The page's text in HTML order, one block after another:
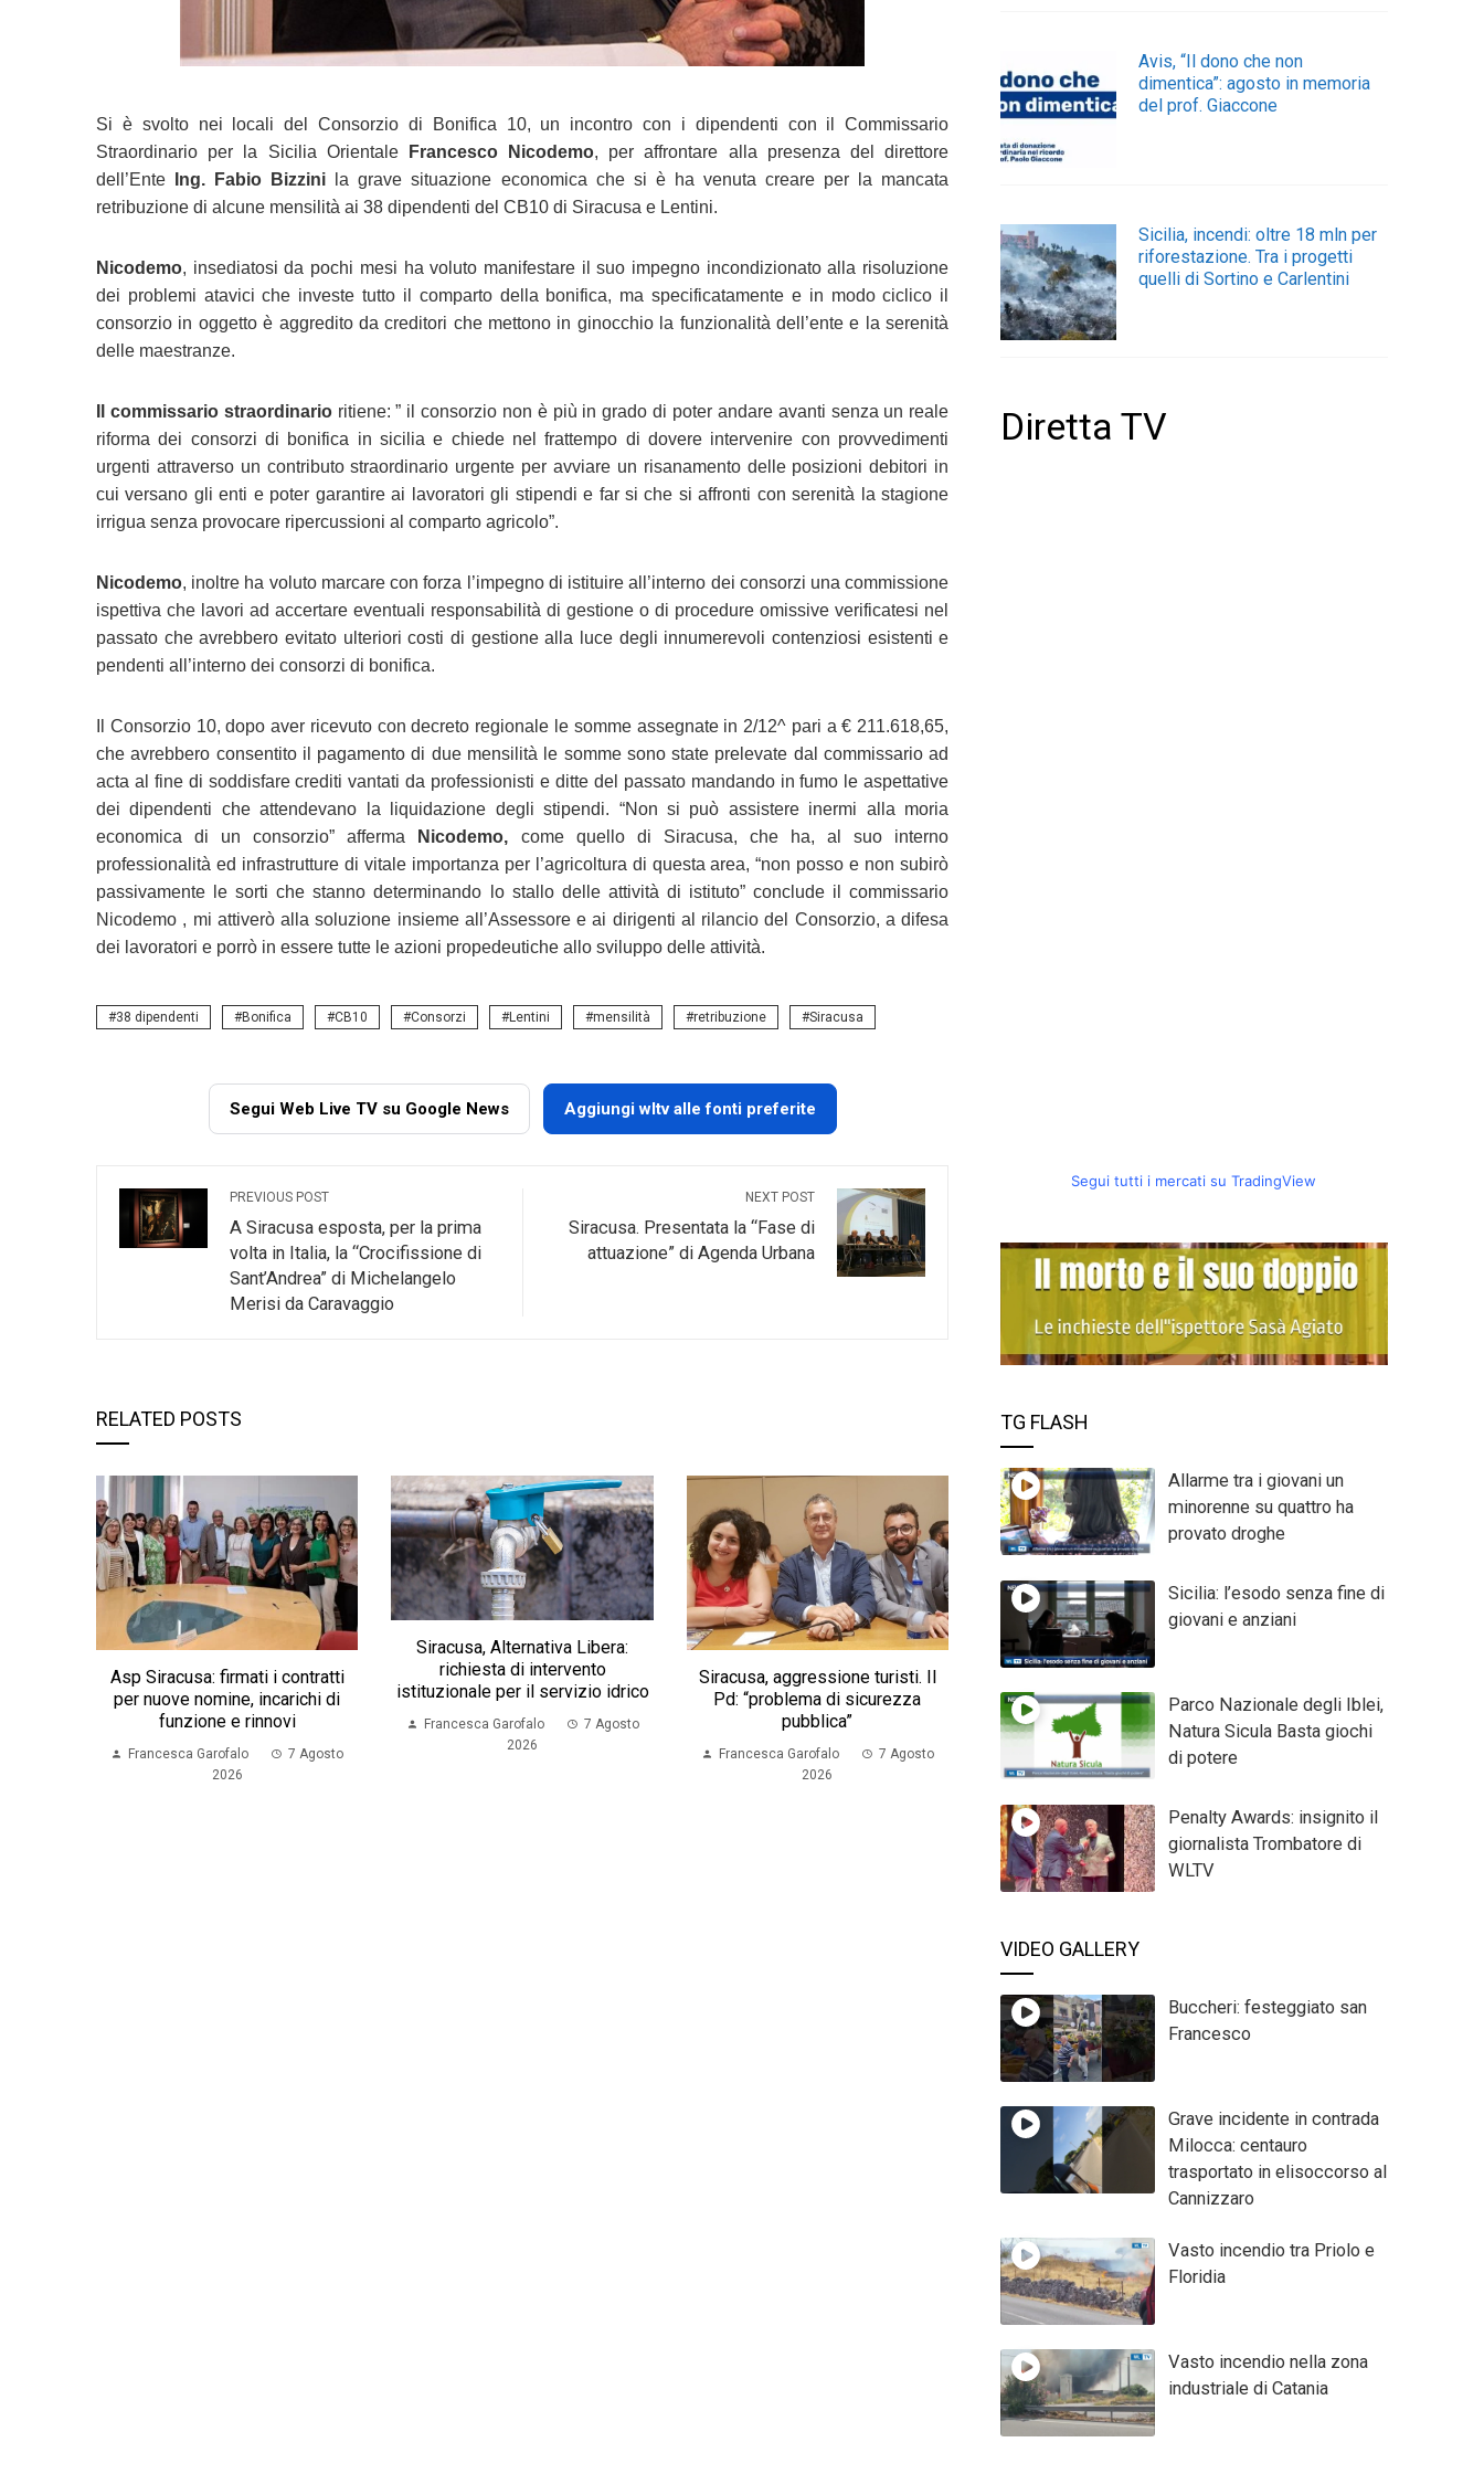
Si è svolto nei locali del Consorzio di Bonifica 10, un incontro con i dipendenti con il Commissario
Straordinario per la Sicilia Orientale
Francesco Nicodemo, per affrontare alla presenza del direttore
dell’Ente
Ing. Fabio Bizzini la grave situazione economica che si è ha venuta creare per la mancata
retribuzione di alcune mensilità ai 38 dipendenti del CB10 di Siracusa e Lentini.
Nicodemo, insediatosi da pochi mesi ha voluto manifestare il suo impegno incondizionato alla risoluzione
dei problemi atavici che investe tutto il comparto della bonifica, ma specificatamente e in modo ciclico il
consorzio in oggetto è aggredito da creditori che mettono in ginocchio la funzionalità dell’ente e la serenità
delle maestranze.
Il commissario straordinarioritiene: ” il consorzio non è più in grado di poter andare avanti senza un reale
riforma dei consorzi di bonifica in sicilia e chiede nel frattempo di dovere intervenire con provvedimenti
urgenti attraverso un contributo straordinario urgente per avviare un risanamento delle posizioni debitori in
cui versano gli enti e poter garantire ai lavoratori gli stipendi e far si che si affronti con serenità la stagione
irrigua senza provocare ripercussioni al comparto agricolo”.
Nicodemo, inoltre ha voluto marcare con forza l’impegno di istituire all’interno dei consorzi una commissione
ispettiva che lavori ad accertare eventuali responsabilità di gestione o di procedure omissive verificatesi nel
passato che avrebbero evitato ulteriori costi di gestione alla luce degli innumerevoli contenziosi esistenti e
pendenti all’interno dei consorzi di bonifica.
Il Consorzio 10, dopo aver ricevuto con decreto regionale le somme assegnate in 2/12^ pari a € 211.618,65,
che avrebbero consentito il pagamento di due mensilità le somme sono state prelevate dal commissario ad
acta al fine di soddisfare crediti vantati da professionisti e ditte del passato mandando in fumo le aspettative
dei dipendenti che attendevano la liquidazione degli stipendi. “Non si può assistere inermi alla moria
economica di un consorzio” afferma
Nicodemo, come quello di Siracusa, che ha, al suo interno
professionalità ed infrastrutture di vitale importanza per l’agricoltura di questa area, “non posso e non subirò
passivamente le sorti che stanno determinando lo stallo delle attività di istituto” conclude il commissario
Nicodemo , mi attiverò alla soluzione insieme all’Assessore e ai dirigenti al rilancio del Consorzio, a difesa
dei lavoratori e porrò in essere tutte le azioni propedeutiche allo sviluppo delle attività.
38 dipendenti Bonifica CB10 Consorzi Lentini mensilità retribuzione Siracusa
Segui Web Live TV su Google News Aggiungi wltv alle fonti preferite
PREVIOUS POST
A Siracusa esposta, per la prima
volta in Italia, la “Crocifissione di
Sant’Andrea” di Michelangelo
Merisi da Caravaggio
NEXT POST
Siracusa. Presentata la “Fase di
attuazione” di Agenda Urbana
RELATED POSTS
Asp Siracusa: firmati i contratti
per nuove nomine, incarichi di
funzione e rinnovi
Francesca Garofalo
7 Agosto
2026
Siracusa, Alternativa Libera:
richiesta di intervento
istituzionale per il servizio idrico
Francesca Garofalo
7 Agosto
2026
Siracusa, aggressione turisti. Il
Pd: “problema di sicurezza
pubblica”
Francesca Garofalo
7 Agosto
2026
Avis, “Il dono che non
dimentica”: agosto in memoria
del prof. Giaccone
Sicilia, incendi: oltre 18 mln per
riforestazione. Tra i progetti
quelli di Sortino e Carlentini
Diretta TV
Segui tutti i mercati su TradingView
TG FLASH
Allarme tra i giovani un
minorenne su quattro ha
provato droghe
Sicilia: l’esodo senza fine di
giovani e anziani
Parco Nazionale degli Iblei,
Natura Sicula Basta giochi
di potere
Penalty Awards: insignito il
giornalista Trombatore di
WLTV
VIDEO GALLERY
Buccheri: festeggiato san
Francesco
Grave incidente in contrada
Milocca: centauro
trasportato in elisoccorso al
Cannizzaro
Vasto incendio tra Priolo e
Floridia
Vasto incendio nella zona
industriale di Catania